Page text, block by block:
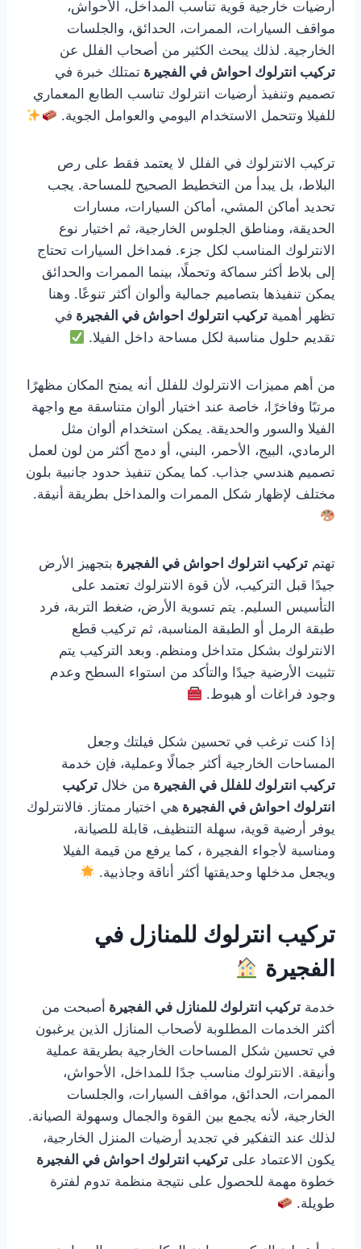
أرضيات خارجية قوية تناسب المداخل، الأحواش،
مواقف السيارات، الممرات، الحدائق، والجلسات
الخارجية. لذلك يبحث الكثير من أصحاب الفلل عن
تركيب انترلوك احواش في الفجيرة تمتلك خبرة في
تصميم وتنفيذ أرضيات انترلوك تناسب الطابع المعماري
للفيلا وتتحمل الاستخدام اليومي والعوامل الجوية.
تركيب الانترلوك في الفلل لا يعتمد فقط على رص
البلاط، بل يبدأ من التخطيط الصحيح للمساحة. يجب
تحديد أماكن المشي، أماكن السيارات، مسارات
الحديقة، ومناطق الجلوس الخارجية، ثم اختيار نوع
الانترلوك المناسب لكل جزء. فمداخل السيارات تحتاج
إلى بلاط أكثر سماكة وتحملًا، بينما الممرات والحدائق
يمكن تنفيذها بتصاميم جمالية وألوان أكثر تنوعًا. وهنا
تظهر أهمية تركيب انترلوك احواش في الفجيرة في
تقديم حلول مناسبة لكل مساحة داخل الفيلا.
من أهم مميزات الانترلوك للفلل أنه يمنح المكان مظهرًا
مرتبًا وفاخرًا، خاصة عند اختيار ألوان متناسقة مع واجهة
الفيلا والسور والحديقة. يمكن استخدام ألوان مثل
الرمادي، البيج، الأحمر، البني، أو دمج أكثر من لون لعمل
تصميم هندسي جذاب. كما يمكن تنفيذ حدود جانبية بلون
مختلف لإظهار شكل الممرات والمداخل بطريقة أنيقة.
تهتم تركيب انترلوك احواش في الفجيرة بتجهيز الأرض
جيدًا قبل التركيب، لأن قوة الانترلوك تعتمد على
التأسيس السليم. يتم تسوية الأرض، ضغط التربة، فرد
طبقة الرمل أو الطبقة المناسبة، ثم تركيب قطع
الانترلوك بشكل متداخل ومنظم. وبعد التركيب يتم
تثبيت الأرضية جيدًا والتأكد من استواء السطح وعدم
وجود فراغات أو هبوط.
إذا كنت ترغب في تحسين شكل فيلتك وجعل
المساحات الخارجية أكثر جمالًا وعملية، فإن خدمة
تركيب انترلوك للفلل في الفجيرة من خلال تركيب
انترلوك احواش في الفجيرة هي اختيار ممتاز. فالانترلوك
يوفر أرضية قوية، سهلة التنظيف، قابلة للصيانة،
ومناسبة لأجواء الفجيرة ، كما يرفع من قيمة الفيلا
ويجعل مدخلها وحديقتها أكثر أناقة وجاذبية.
تركيب انترلوك للمنازل في
الفجيرة
خدمة تركيب انترلوك للمنازل في الفجيرة أصبحت من
أكثر الخدمات المطلوبة لأصحاب المنازل الذين يرغبون
في تحسين شكل المساحات الخارجية بطريقة عملية
وأنيقة. الانترلوك مناسب جدًا للمداخل، الأحواش،
الممرات، الحدائق، مواقف السيارات، والجلسات
الخارجية، لأنه يجمع بين القوة والجمال وسهولة الصيانة.
لذلك عند التفكير في تجديد أرضيات المنزل الخارجية،
يكون الاعتماد على تركيب انترلوك احواش في الفجيرة
خطوة مهمة للحصول على نتيجة منظمة تدوم لفترة
طويلة.